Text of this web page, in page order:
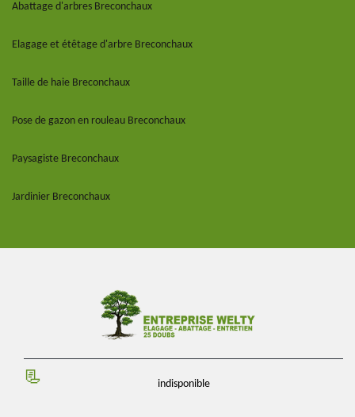
Abattage d'arbres Breconchaux
Elagage et étêtage d'arbre Breconchaux
Taille de haie Breconchaux
Pose de gazon en rouleau Breconchaux
Paysagiste Breconchaux
Jardinier Breconchaux
indisponible